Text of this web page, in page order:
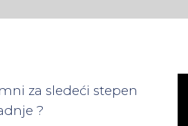
za sledeći stepen
?